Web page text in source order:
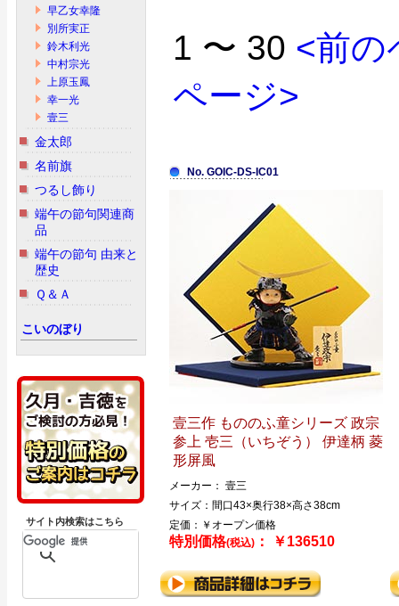
早乙女幸隆
別所実正
鈴木利光
中村宗光
上原玉鳳
幸一光
壹三
金太郎
名前旗
つるし飾り
端午の節句関連商
品
端午の節句 由来と
歴史
Ｑ＆Ａ
こいのぼり
サイト内検索はこちら
1 〜 30 <前の
ページ>
No. GOIC-DS-IC01
壹三作 もののふ童シリーズ 政宗
参上 壱三（いちぞう） 伊達柄 菱
形屏風
メーカー： 壹三
サイズ：間口43×奥行38×高さ38cm
定価：￥オープン価格
特別価格(税込)： ￥136510